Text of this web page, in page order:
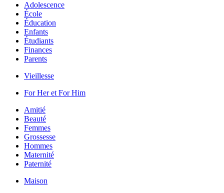
Adolescence
École
Éducation
Enfants
Étudiants
Finances
Parents
Vieillesse
For Her et For Him
Amitié
Beauté
Femmes
Grossesse
Hommes
Maternité
Paternité
Maison